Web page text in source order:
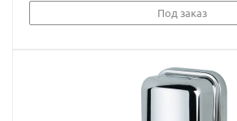
Под заказ